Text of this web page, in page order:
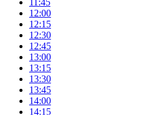
12:00
12:15
12:30
12:45
13:00
13:15
13:30
13:45
14:00
14:15